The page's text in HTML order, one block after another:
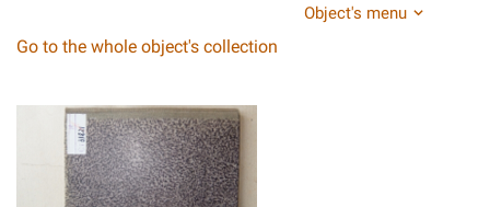
Object's menu
Go to the whole object's collection